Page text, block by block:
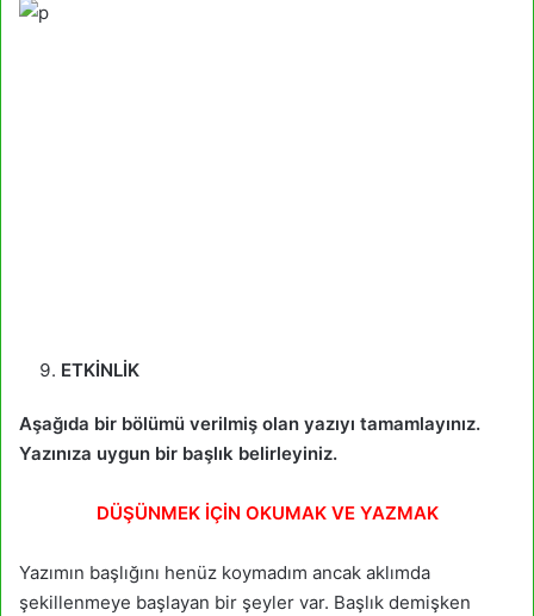
ETKİNLİK
Aşağıda bir bölümü verilmiş olan yazıyı tamamlayınız.
Yazınıza uygun bir başlık belirleyiniz.
DÜŞÜNMEK İÇİN OKUMAK VE YAZMAK
Yazımın başlığını henüz koymadım ancak aklımda
şekillenmeye başlayan bir şeyler var. Başlık demişken